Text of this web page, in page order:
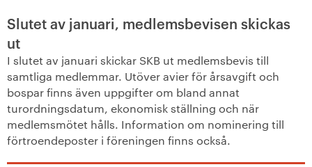
Slutet av januari, medlemsbevisen skickas
ut
I slutet av januari skickar SKB ut medlemsbevis till
samtliga medlemmar. Utöver avier för årsavgift och
bospar finns även uppgifter om bland annat
turordningsdatum, ekonomisk ställning och när
medlemsmötet hålls. Information om nominering till
förtroendeposter i föreningen finns också.